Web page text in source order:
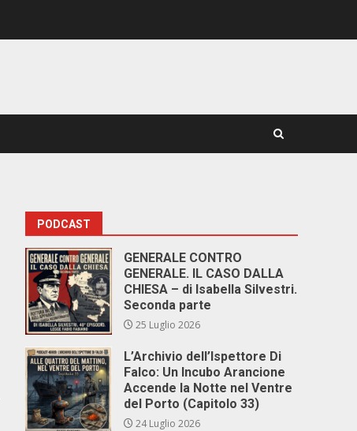
PODCAST
GENERALE CONTRO
GENERALE. IL CASO DALLA
CHIESA – di Isabella Silvestri.
Seconda parte
25 Luglio 2026
L’Archivio dell’Ispettore Di
Falco: Un Incubo Arancione
Accende la Notte nel Ventre
del Porto (Capitolo 33)
24 Luglio 2026